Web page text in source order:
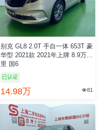
别克 GL8 2.0T 手自一体 653T 豪
华型 2021款 2021年上牌 8.9万公
里 国6
已认证
14.98万 81